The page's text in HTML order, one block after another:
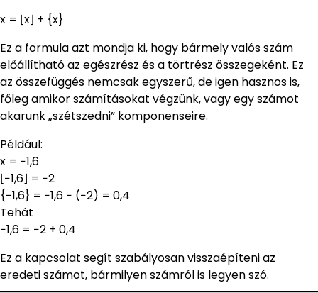
x = ⌊x⌋ + {x}
Ez a formula azt mondja ki, hogy bármely valós szám
előállítható az egészrész és a törtrész összegeként. Ez
az összefüggés nemcsak egyszerű, de igen hasznos is,
főleg amikor számításokat végzünk, vagy egy számot
akarunk „szétszedni” komponenseire.
Például:
x = −1,6
⌊−1,6⌋ = −2
{−1,6} = −1,6 − (−2) = 0,4
Tehát
−1,6 = −2 + 0,4
Ez a kapcsolat segít szabályosan visszaépíteni az
eredeti számot, bármilyen számról is legyen szó.